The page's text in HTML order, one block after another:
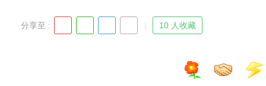
分享至 : 10 人收藏